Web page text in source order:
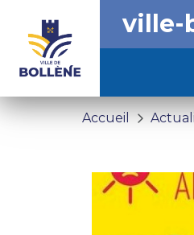
ville-
Accueil